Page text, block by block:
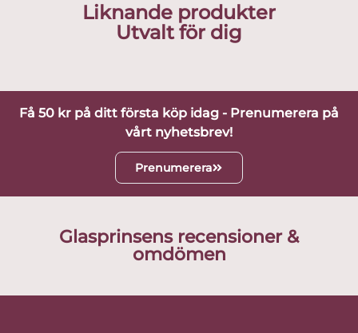
Liknande produkter
Utvalt för dig
Få 50 kr på ditt första köp idag - Prenumerera på
vårt nyhetsbrev!
Prenumerera
Glasprinsens recensioner &
omdömen